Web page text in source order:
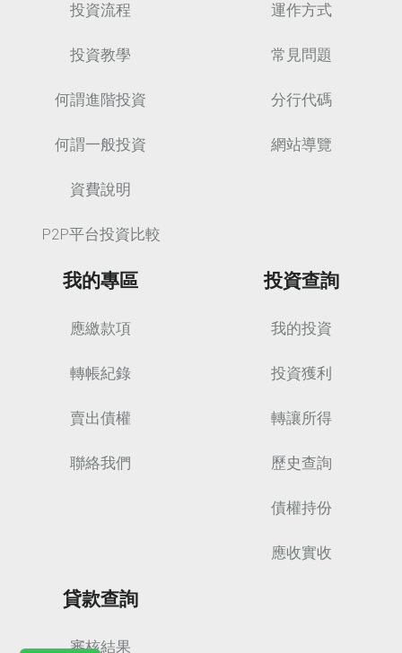
投資流程
投資教學
何謂進階投資
何謂一般投資
資費說明
P2P平台投資比較
運作方式
常見問題
分行代碼
網站導覽
我的專區
應繳款項
轉帳紀錄
賣出債權
聯絡我們
投資查詢
我的投資
投資獲利
轉讓所得
歷史查詢
債權持份
應收實收
貸款查詢
審核結果